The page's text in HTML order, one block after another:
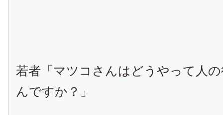
若者「マツコさんはどうやって人
んですか？」